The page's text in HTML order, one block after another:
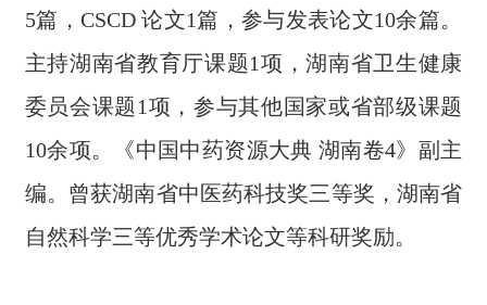
5篇，CSCD 论文1篇，参与发表论文10余篇。
主持湖南省教育厅课题1项，湖南省卫生健康
委员会课题1项，参与其他国家或省部级课题
10余项。《中国中药资源大典 湖南卷4》副主
编。曾获湖南省中医药科技奖三等奖，湖南省
自然科学三等优秀学术论文等科研奖励。